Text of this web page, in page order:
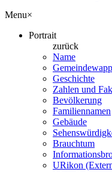
Menu×
Portrait
zurück
Name
Geschichte
Zahlen und
Bevölkerung
Familiennamen
Gebäude
Brauchtum
URikon